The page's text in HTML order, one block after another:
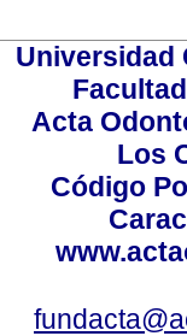
Universidad
Acta
Los
Código